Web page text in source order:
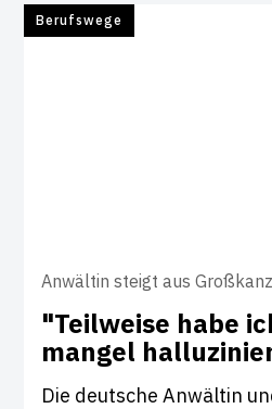
Berufswege
Anwältin steigt aus
"Teil­weise habe
mangel
Die deutsche Anwältin